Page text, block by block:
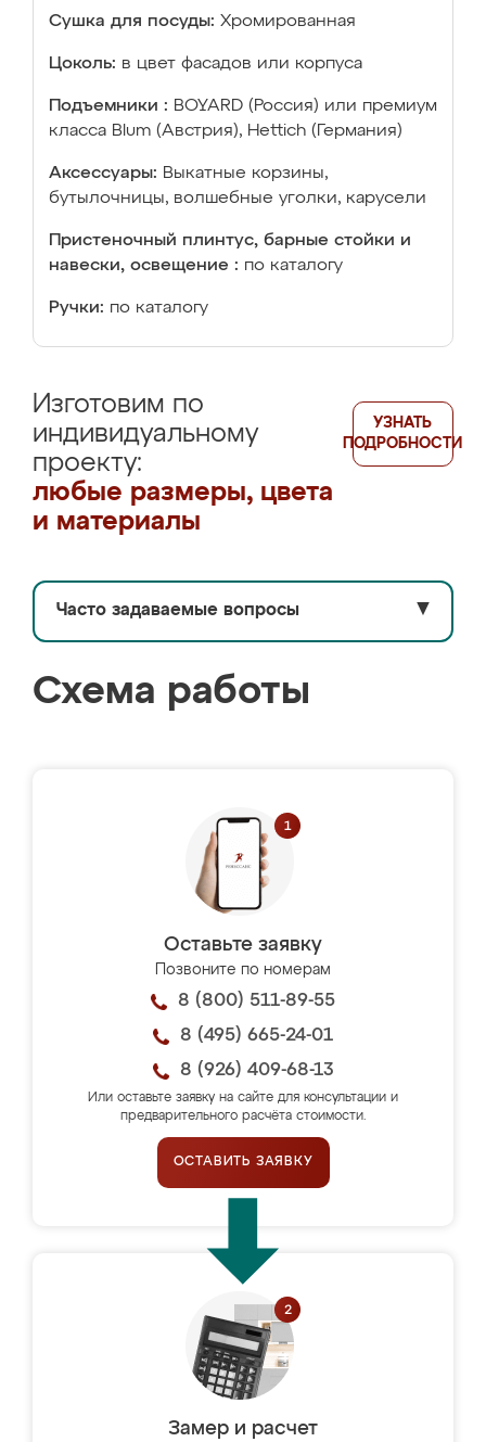
Сушка для посуды: Хромированная
Цоколь: в цвет фасадов или корпуса
Подъемники : BOYARD (Россия) или премиум
класса Blum (Австрия), Hettich (Германия)
Аксессуары: Выкатные корзины,
бутылочницы, волшебные уголки, карусели
Пристеночный плинтус, барные стойки и
навески, освещение : по каталогу
Ручки: по каталогу
Изготовим по
индивидуальному
проекту:
любые размеры, цвета
и материалы
УЗНАТЬ
ПОДРОБНОСТИ
Часто задаваемые вопросы ▼
Схема работы
Оставьте заявку
Позвоните по номерам
8 (800) 511-89-55
8 (495) 665-24-01
8 (926) 409-68-13
Или оставьте заявку на сайте для консультации и
предварительного расчёта стоимости.
ОСТАВИТЬ ЗАЯВКУ
Замер и расчет